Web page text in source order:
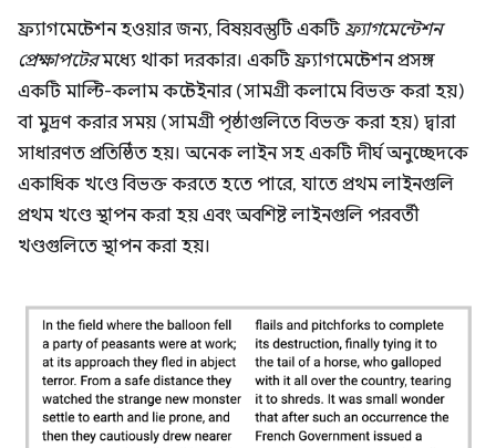
ফ্র্যাগমেন্টেশন হওয়ার জন্য, বিষয়বস্তুটি একটি ফ্র্যাগমেন্টেশন
প্রেক্ষাপটেরমধ্যে থাকা দরকার। একটি ফ্র্যাগমেন্টেশন প্রসঙ্গ
একটি মাল্টি-কলাম কন্টেইনার (সামগ্রী কলামে বিভক্ত করা হয়)
বা মুদ্রণ করার সময় (সামগ্রী পৃষ্ঠাগুলিতে বিভক্ত করা হয়) দ্বারা
সাধারণত প্রতিষ্ঠিত হয়। অনেক লাইন সহ একটি দীর্ঘ অনুচ্ছেদকে
একাধিক খণ্ডে বিভক্ত করতে হতে পারে, যাতে প্রথম লাইনগুলি
প্রথম খণ্ডে স্থাপন করা হয় এবং অবশিষ্ট লাইনগুলি পরবর্তী
খণ্ডগুলিতে স্থাপন করা হয়।